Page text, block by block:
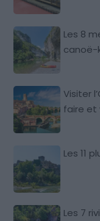
Les 8
canoë-
Visiter
faire et
Les 11
Les 7